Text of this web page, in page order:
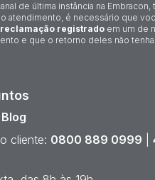
de última instância na Embracon,
atendimento, é necessário que
registrado em um de
e que o retorno deles não
Blog
cliente: 0800 889 0999